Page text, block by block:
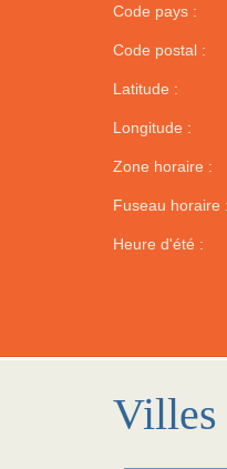
Code pays :
Code postal :
Latitude :
Longitude :
Zone horaire :
Fuseau horaire :
Heure d'été :
Villes